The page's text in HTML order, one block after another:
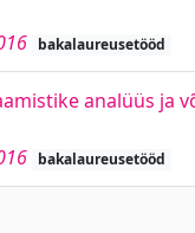
bakalaureusetööd
analüüs ja
bakalaureusetööd